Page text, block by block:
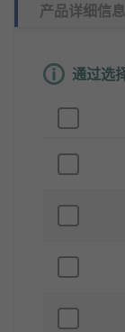
产品详细信息
通过选